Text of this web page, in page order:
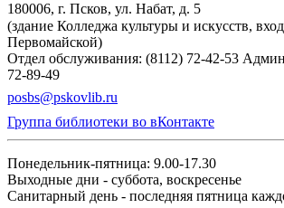
180006, г. Псков, ул. Набат, д. 5
(здание Колледжа культуры и искусств,
Первомайской)
Отдел обслуживания: (8112) 72-42-53
72-89-49
posbs@pskovlib.ru
Группа библиотеки во вКонтакте
Понедельник-пятница: 9.00-17.30
Выходные дни - суббота, воскресенье
Санитарный день - последняя пятница